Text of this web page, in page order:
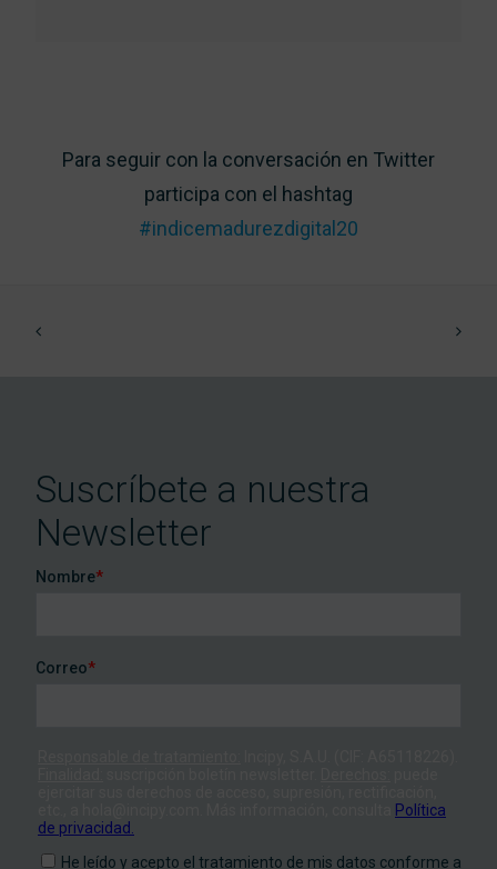
Para seguir con la conversación en Twitter
participa con el hashtag
#indicemadurezdigital20
Suscríbete a nuestra
Newsletter